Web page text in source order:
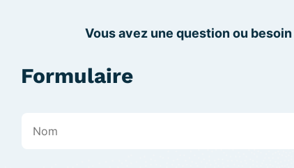
Vous avez une question ou
Formulaire